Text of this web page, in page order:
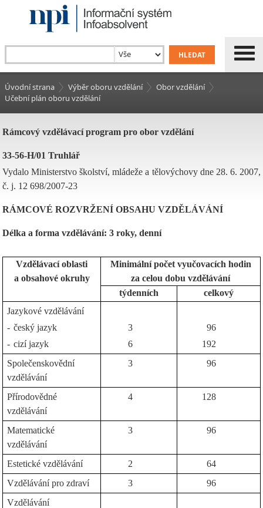
Úvodní strana Výběr oboru vzdělání
Obor vzdělání
Učební plán oboru vzdělání
Rámcový vzdělávací program pro obor vzdělání
33-56-H/01 Truhlář
Vydalo Ministerstvo školství, mládeže a tělovýchovy dne 28. 6. 2007,
č. j. 12 698/2007-23
RÁMCOVÉ ROZVRŽENÍ OBSAHU VZDĚLÁVÁNÍ
Délka a forma vzdělávání: 3 roky, denní
Vzdělávací oblasti
a obsahové okruhy
Minimální počet vyučovacích hodin
za celou dobu vzdělávání
týdenních
celkový
Jazykové vzdělávání
- český jazyk
- cizí jazyk
3
6
96
192
Společenskovědní
vzdělávání
3 96
Přírodovědné
vzdělávání
4 128
Matematické
vzdělávání
3 96
Estetické vzdělávání 2
64
Vzdělávání pro zdraví
3
96
Vzdělávání